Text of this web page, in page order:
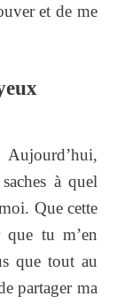
et de me
à quel
Que cette
que tu m’en
que tout au
partager ma